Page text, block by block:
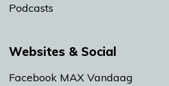
Podcasts
Websites & Social
Facebook MAX Vandaag